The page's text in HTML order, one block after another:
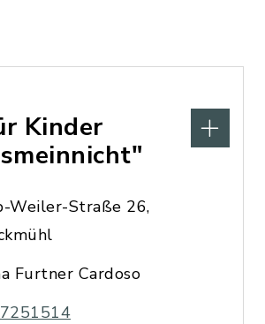
Kinder
Weiler-Straße 26,
Furtner Cardoso